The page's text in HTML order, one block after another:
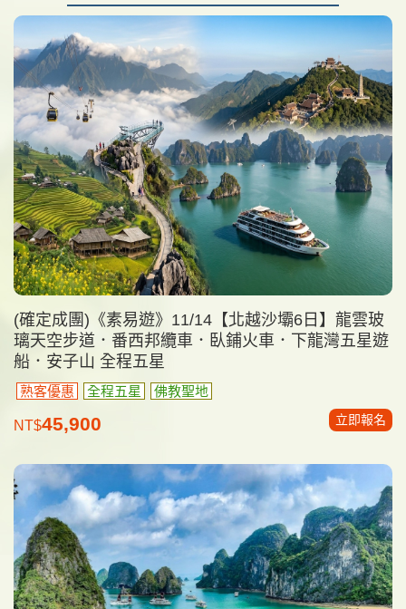
(確定成團)《素易遊》11/14【北越沙壩6日】龍雲玻
璃天空步道．番西邦纜車．臥鋪火車．下龍灣五星遊
船．安子山 全程五星
熟客優惠 全程五星 佛教聖地
NT$45,900 立即報名